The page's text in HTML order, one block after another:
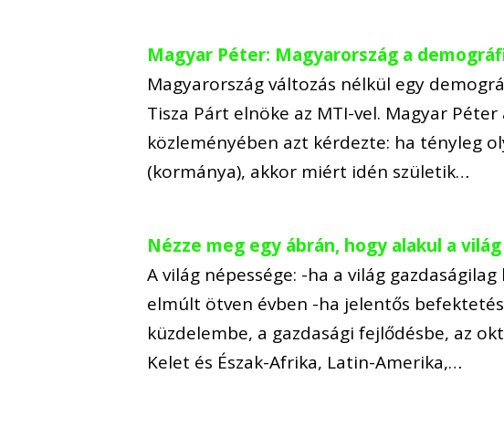
Magyar Péter: Magyarország a
Magyarország változás nélkül egy
Tisza Párt elnöke az MTI-vel. Magyar
közleményében azt kérdezte: ha tényleg
(kormánya), akkor miért idén születik…
Nézze meg egy ábrán, hogy alakul a
A világ népessége: -ha a világ
elmúlt ötven évben -ha jelentős
küzdelembe, a gazdasági fejlődésbe, az
Kelet és Észak-Afrika, Latin-Amerika,…